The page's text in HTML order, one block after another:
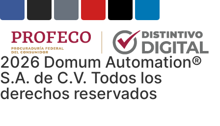
2026 Domum Automation®
S.A. de C.V. Todos los
derechos reservados